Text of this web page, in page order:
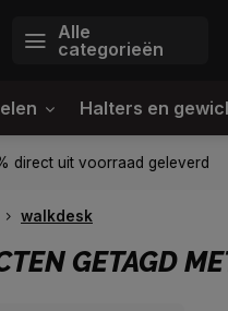
Alle
categorieën
Halters en
direct uit voorraad geleverd
walkdesk
GETAGD